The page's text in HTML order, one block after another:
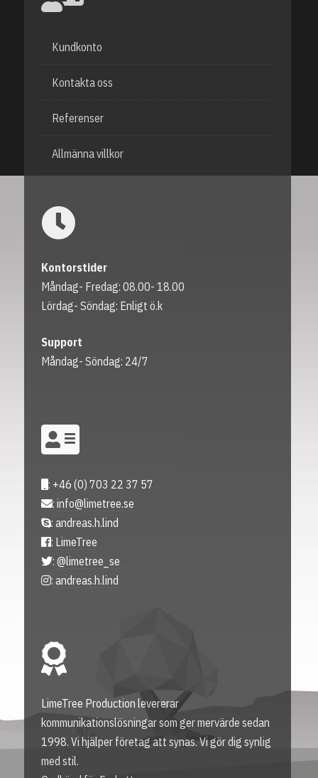
Kundkonto
Kontakta oss
Referenser
Allmänna villkor
Kontorstider
Måndag- Fredag: 08.00- 18.00
Lördag- Söndag: Enligt ö.k
Support
Måndag- Söndag: 24/7
: +46 (0) 703 22 37 57
: info@limetree.se
: andreas.h.lind
: LimeTree
: @limetree_se
: andreas.h.lind
LimeTree Production levererar
kommunikationslösningar som ger mervärde sedan
1998. Vi hjälper företag att synas. Vi gör dig synlig
med stil.